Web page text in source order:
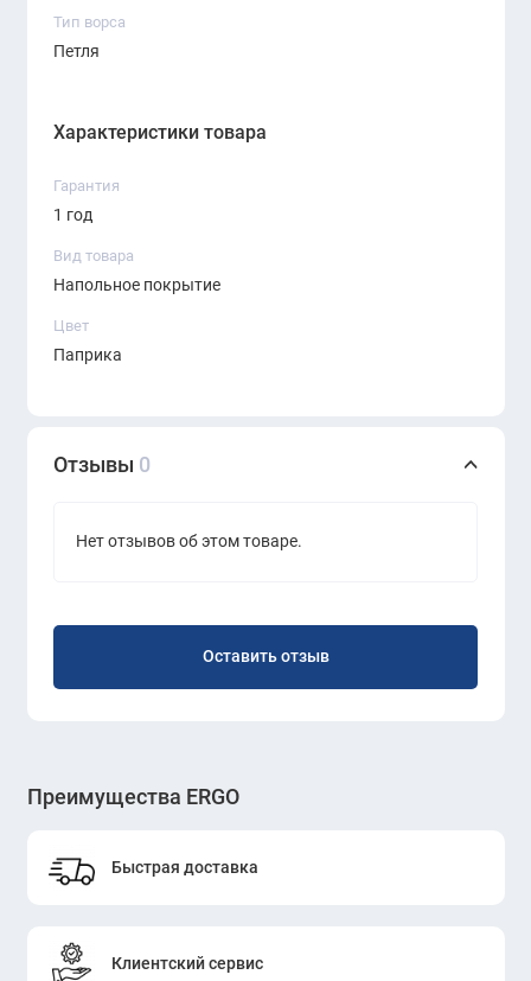
Тип ворса
Петля
Характеристики товара
Гарантия
1 год
Вид товара
Напольное покрытие
Цвет
Паприка
Отзывы 0
Нет отзывов об этом товаре.
Оставить отзыв
Преимущества ERGO
Быстрая доставка
Клиентский сервис